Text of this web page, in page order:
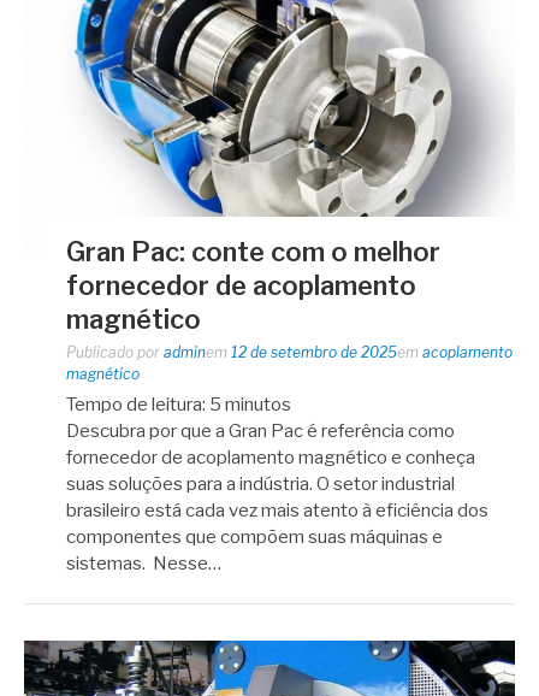
Gran Pac: conte com o melhor
fornecedor de acoplamento
magnético
Publicado por adminem 12 de setembro de 2025em acoplamento
magnético
Tempo de leitura: 5 minutos
Descubra por que a Gran Pac é referência como
fornecedor de acoplamento magnético e conheça
suas soluções para a indústria. O setor industrial
brasileiro está cada vez mais atento à eficiência dos
componentes que compõem suas máquinas e
sistemas. Nesse…